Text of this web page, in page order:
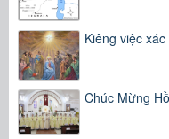
Kiêng việc
Chúc Mừng